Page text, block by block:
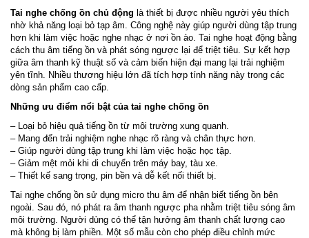
Tai nghe chống ồn chủ động là thiết bị được nhiều người yêu thích
nhờ khả năng loại bỏ tạp âm. Công nghệ này giúp người dùng tập trung
hơn khi làm việc hoặc nghe nhạc ở nơi ồn ào. Tai nghe hoạt động bằng
cách thu âm tiếng ồn và phát sóng ngược lại để triệt tiêu. Sự kết hợp
giữa âm thanh kỹ thuật số và cảm biến hiện đại mang lại trải nghiệm
yên tĩnh. Nhiều thương hiệu lớn đã tích hợp tính năng này trong các
dòng sản phẩm cao cấp.
Những ưu điểm nổi bật của tai nghe chống ồn
– Loại bỏ hiệu quả tiếng ồn từ môi trường xung quanh.
– Mang đến trải nghiệm nghe nhạc rõ ràng và chân thực hơn.
– Giúp người dùng tập trung khi làm việc hoặc học tập.
– Giảm mệt mỏi khi di chuyển trên máy bay, tàu xe.
– Thiết kế sang trọng, pin bền và dễ kết nối thiết bị.
Tai nghe chống ồn sử dụng micro thu âm để nhận biết tiếng ồn bên
ngoài. Sau đó, nó phát ra âm thanh ngược pha nhằm triệt tiêu sóng âm
môi trường. Người dùng có thể tận hưởng âm thanh chất lượng cao
mà không bị làm phiền. Một số mẫu còn cho phép điều chỉnh mức